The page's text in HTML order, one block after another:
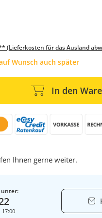
(Lieferkosten für das Ausland
Wunsch auch später
In den
Ihnen gerne weiter.
unter: